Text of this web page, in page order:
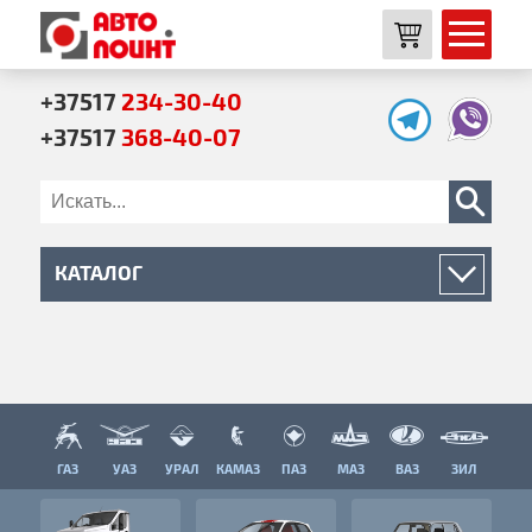
+37517 234-30-40
+37517 368-40-07
КАТАЛОГ
Ходовая часть
Кузов
Механизмы управления
ГАЗ УАЗ УРАЛ КАМАЗ ПАЗ МАЗ ВАЗ ЗИЛ